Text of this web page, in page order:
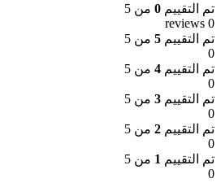
تم التقييم 0 من 5
0 reviews
تم التقييم 5 من 5
0
تم التقييم 4 من 5
0
تم التقييم 3 من 5
0
تم التقييم 2 من 5
0
تم التقييم 1 من 5
0